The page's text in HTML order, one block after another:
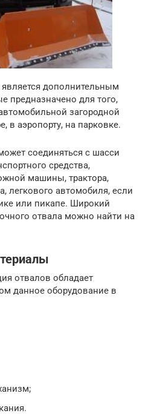
дополнительным
предназначено для того,
загородной
в аэропорту, на парковке.
соединяться с шасси
средства,
машины, трактора,
легкового автомобиля, если
или пикапе. Широкий
отвала можно найти на
отвалов обладает
данное оборудование в